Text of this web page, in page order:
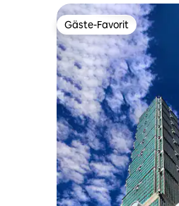
Gäste-Favorit
Gäste-Favorit